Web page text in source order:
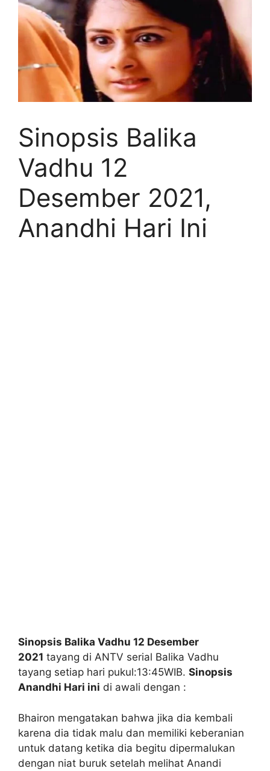
Sinopsis Balika
Vadhu 12
Desember 2021,
Anandhi Hari Ini
Sinopsis Balika Vadhu 12 Desember
2021 tayang di ANTV serial Balika Vadhu
tayang setiap hari pukul:13:45WIB. Sinopsis
Anandhi Hari ini di awali dengan :
Bhairon mengatakan bahwa jika dia kembali
karena dia tidak malu dan memiliki keberanian
untuk datang ketika dia begitu dipermalukan
dengan niat buruk setelah melihat Anandi